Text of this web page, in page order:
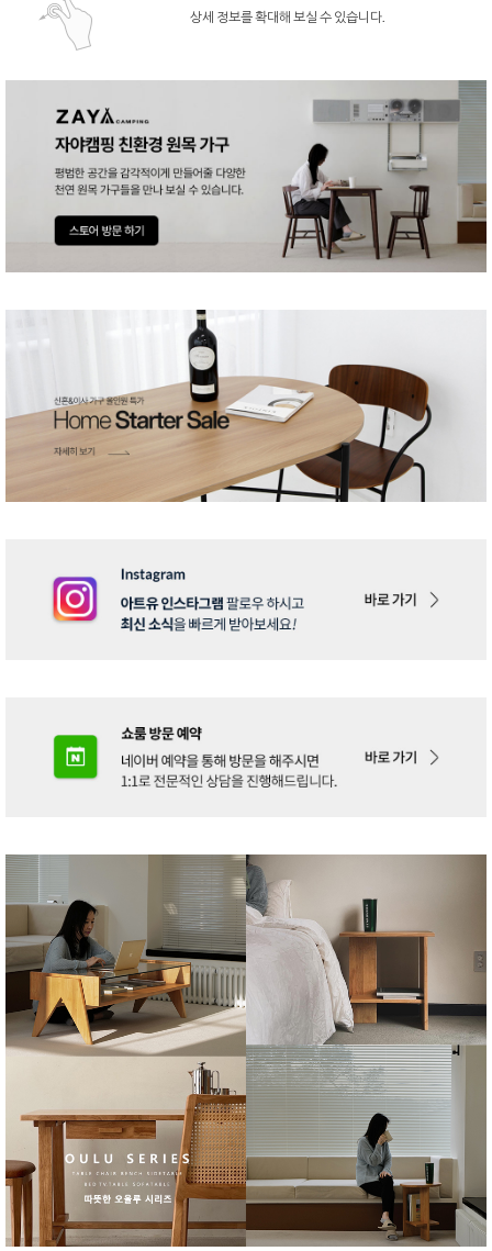
상세 정보를 확대해 보실 수 있습니다.